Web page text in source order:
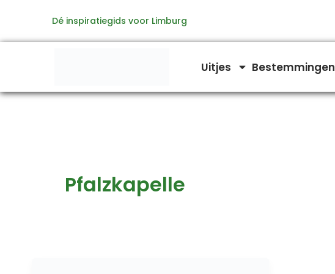
de
Dé inspiratiegids voor Limburg
Uitjes Bestemmingen
Pfalzkapelle